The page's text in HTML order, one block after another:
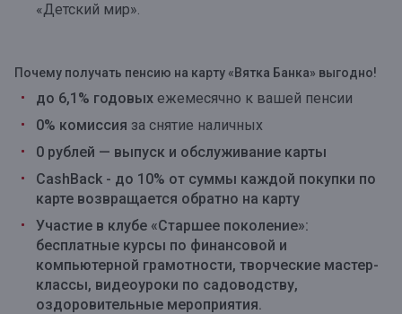
«Детский мир».
Почему получать пенсию на карту «Вятка Банка» выгодно!
до 6,1% годовых ежемесячно к вашей пенсии
0% комиссия за снятие наличных
0 рублей — выпуск и обслуживание карты
CashBack - до 10% от суммы каждой покупки по
карте возвращается обратно на карту
Участие в клубе «Старшее поколение»:
бесплатные курсы по финансовой и
компьютерной грамотности, творческие мастер-
классы, видеоуроки по садоводству,
оздоровительные мероприятия.